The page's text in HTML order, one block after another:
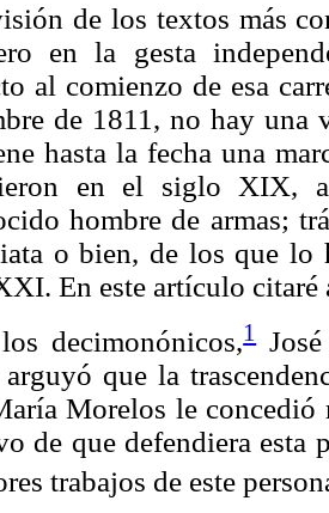
de los textos más
en la gesta
al comienzo de esa
de 1811, no hay una
hasta la fecha una
en el siglo XIX,
hombre de armas;
o bien, de los que lo
En este artículo citaré
decimonónicos,1José
que la
Morelos le
de que defendiera esta
trabajos de este